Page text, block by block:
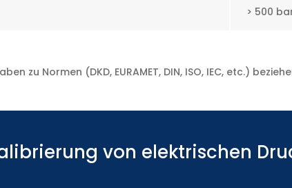
> 500
zu Normen (DKD, EURAMET, DIN, ISO, IEC, etc.)
von elektrischen